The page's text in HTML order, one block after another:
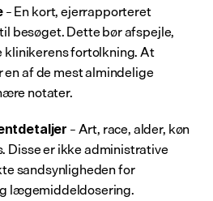
– En kort, ejerrapporteret
besøget. Dette bør afspejle,
klinikerens fortolkning. At
af de mest almindelige
notater.
– Art, race, alder, køn
Disse er ikke administrative
sandsynligheden for
lægemiddeldosering.